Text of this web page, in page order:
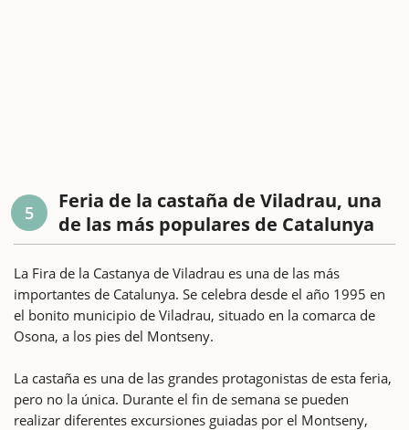
5
Feria de la castaña de Viladrau, una
de las más populares de Catalunya
La Fira de la Castanya de Viladrau es una de las más
importantes de Catalunya. Se celebra desde el año 1995 en
el bonito municipio de Viladrau, situado en la comarca de
Osona, a los pies del Montseny.
La castaña es una de las grandes protagonistas de esta feria,
pero no la única. Durante el fin de semana se pueden
realizar diferentes excursiones guiadas por el Montseny,